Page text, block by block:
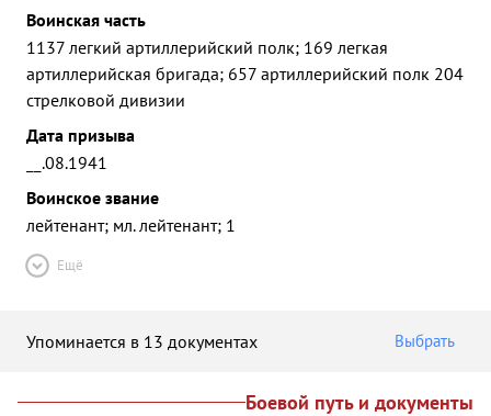
Воинская часть
1137 легкий артиллерийский полк; 169 легкая
артиллерийская бригада; 657 артиллерийский полк 204
стрелковой дивизии
Дата призыва
__.08.1941
Воинское звание
лейтенант; мл. лейтенант; 1
Ещё
Упоминается в 13 документах Выбрать
Боевой путь и документы